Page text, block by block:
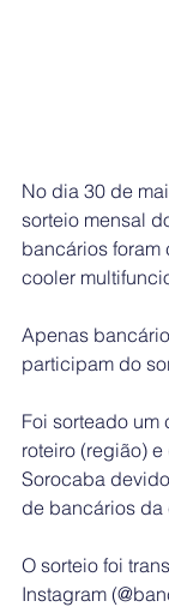
No dia 30 de
sorteio mensal
bancários
cooler
Apenas
participam do
Foi sorteado
roteiro (região)
Sorocaba
de bancários da
O sorteio foi
Instagram